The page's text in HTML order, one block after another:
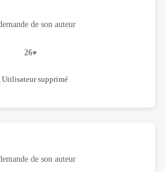
de son auteur
26
Utilisateur supprimé
de son auteur